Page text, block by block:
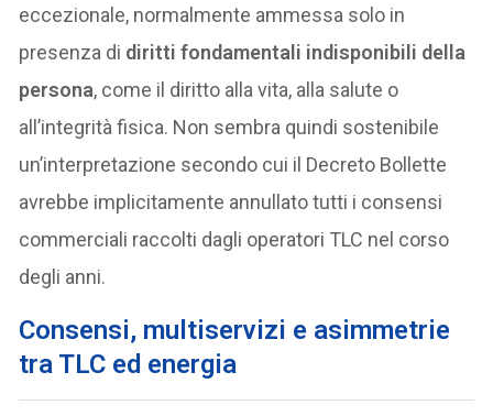
eccezionale, normalmente ammessa solo in
presenza di diritti fondamentali indisponibili della
persona, come il diritto alla vita, alla salute o
all’integrità fisica. Non sembra quindi sostenibile
un’interpretazione secondo cui il Decreto Bollette
avrebbe implicitamente annullato tutti i consensi
commerciali raccolti dagli operatori TLC nel corso
degli anni.
Consensi, multiservizi e asimmetrie
tra TLC ed energia